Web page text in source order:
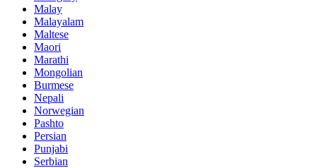
Malay
Malayalam
Maltese
Maori
Marathi
Mongolian
Burmese
Nepali
Norwegian
Pashto
Persian
Punjabi
Serbian